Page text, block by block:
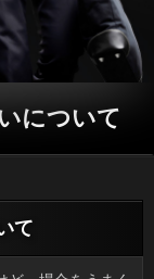
について
て